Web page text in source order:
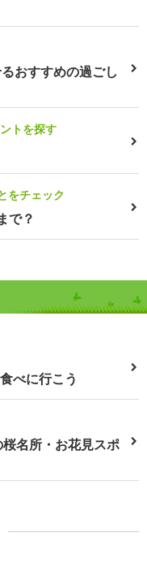
おすすめの過ごし
トを探す
をチェック
で？
べに行こう
名所・お花見スポ